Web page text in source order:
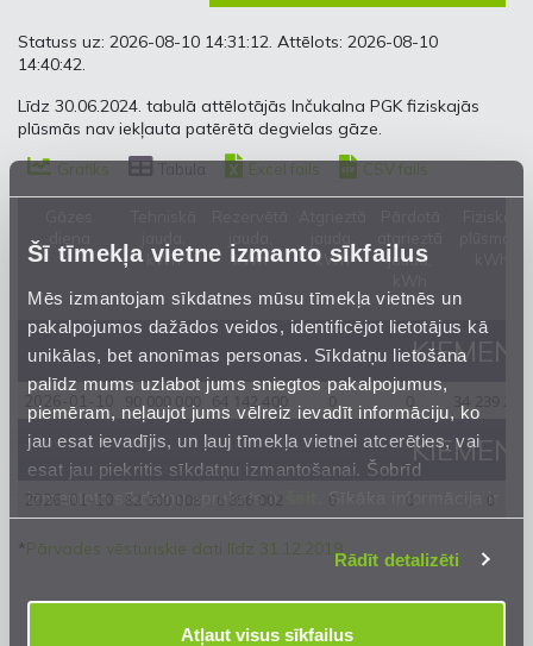
Šī tīmekļa vietne izmanto sīkfailus
Mēs izmantojam sīkdatnes mūsu tīmekļa vietnēs un
pakalpojumos dažādos veidos, identificējot lietotājus kā
unikālas, bet anonīmas personas. Sīkdatņu lietošana
palīdz mums uzlabot jums sniegtos pakalpojumus,
piemēram, neļaujot jums vēlreiz ievadīt informāciju, ko
jau esat ievadījis, un ļauj tīmekļa vietnei atcerēties, vai
esat jau piekritis sīkdatņu izmantošanai. Šobrīd
izmantoto sīkdatņu apraksts ir
. Sīkāka informācija ir
mūsuPrivātuma atrunā.
Rādīt detalizēti
Atļaut visus sīkfailus
Statuss uz: 2026-08-10 14:31:12. Attēlots: 2026-08-10
14:40:42.
Līdz 30.06.2024. tabulā attēlotājās Inčukalna PGK fiziskajās
plūsmās nav iekļauta patērētā degvielas gāze.
Grafiks Excel fails CSV fails
kWh
kWh
kWh
jauda,
90 000 000 64 142 400 0 34 239 218
2026-01-10 82 000 008 6 856 002 0 0 0
*Pārvades vēsturiskie dati līdz 31.12.2019